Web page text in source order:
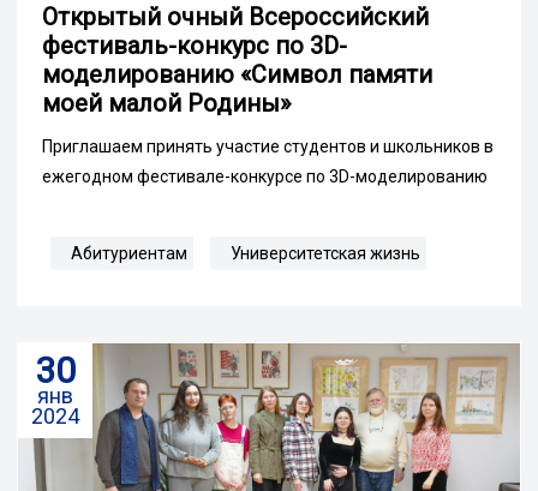
Открытый очный Всероссийский
фестиваль-конкурс по 3D-
моделированию «Символ памяти
моей малой Родины»
Приглашаем принять участие студентов и школьников в
ежегодном фестивале-конкурсе по 3D-моделированию
Абитуриентам Университетская жизнь
30
янв
2024